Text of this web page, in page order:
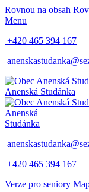
Rovnou na obsah
Menu
+420 465 394 167
Anenská Studánka
Anenská
Studánka
+420 465 394 167
Verze pro seniory